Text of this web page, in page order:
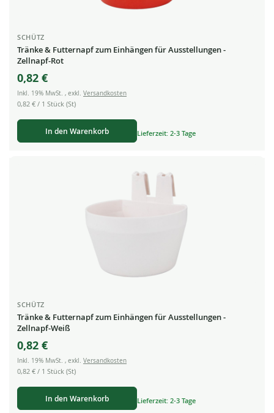
SCHÜTZ
Tränke & Futternapf zum Einhängen für Ausstellungen -
Zellnapf-Rot
0,82 €
Inkl. 19% MwSt. , exkl. Versandkosten
0,82 € / 1 Stück (St)
In den Warenkorb Lieferzeit: 2-3 Tage
SCHÜTZ
Tränke & Futternapf zum Einhängen für Ausstellungen -
Zellnapf-Weiß
0,82 €
Inkl. 19% MwSt. , exkl. Versandkosten
0,82 € / 1 Stück (St)
In den Warenkorb Lieferzeit: 2-3 Tage